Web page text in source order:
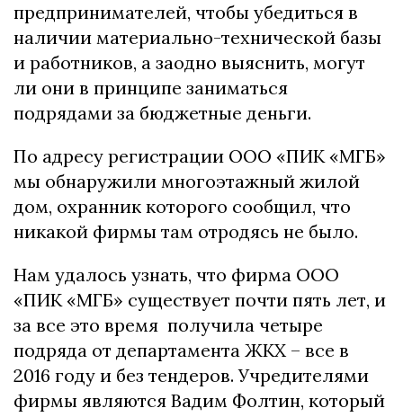
предпринимателей, чтобы убедиться в
наличии материально-технической базы
и работников, а заодно выяснить, могут
ли они в принципе заниматься
подрядами за бюджетные деньги.
По адресу регистрации ООО «ПИК «МГБ»
мы обнаружили многоэтажный жилой
дом, охранник которого сообщил, что
никакой фирмы там отродясь не было.
Нам удалось узнать, что фирма ООО
«ПИК «МГБ» существует почти пять лет, и
за все это время получила четыре
подряда от департамента ЖКХ – все в
2016 году и без тендеров. Учредителями
фирмы являются Вадим Фолтин, который